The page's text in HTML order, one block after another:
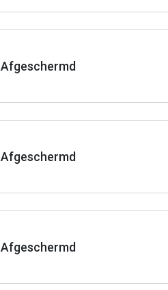
Afgeschermd
Afgeschermd
Afgeschermd